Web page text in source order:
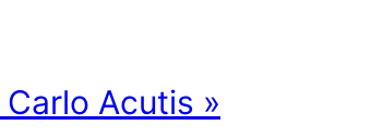
Acutis »